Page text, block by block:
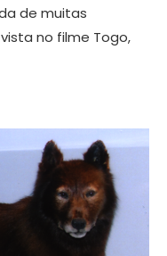
de muitas
no filme Togo,